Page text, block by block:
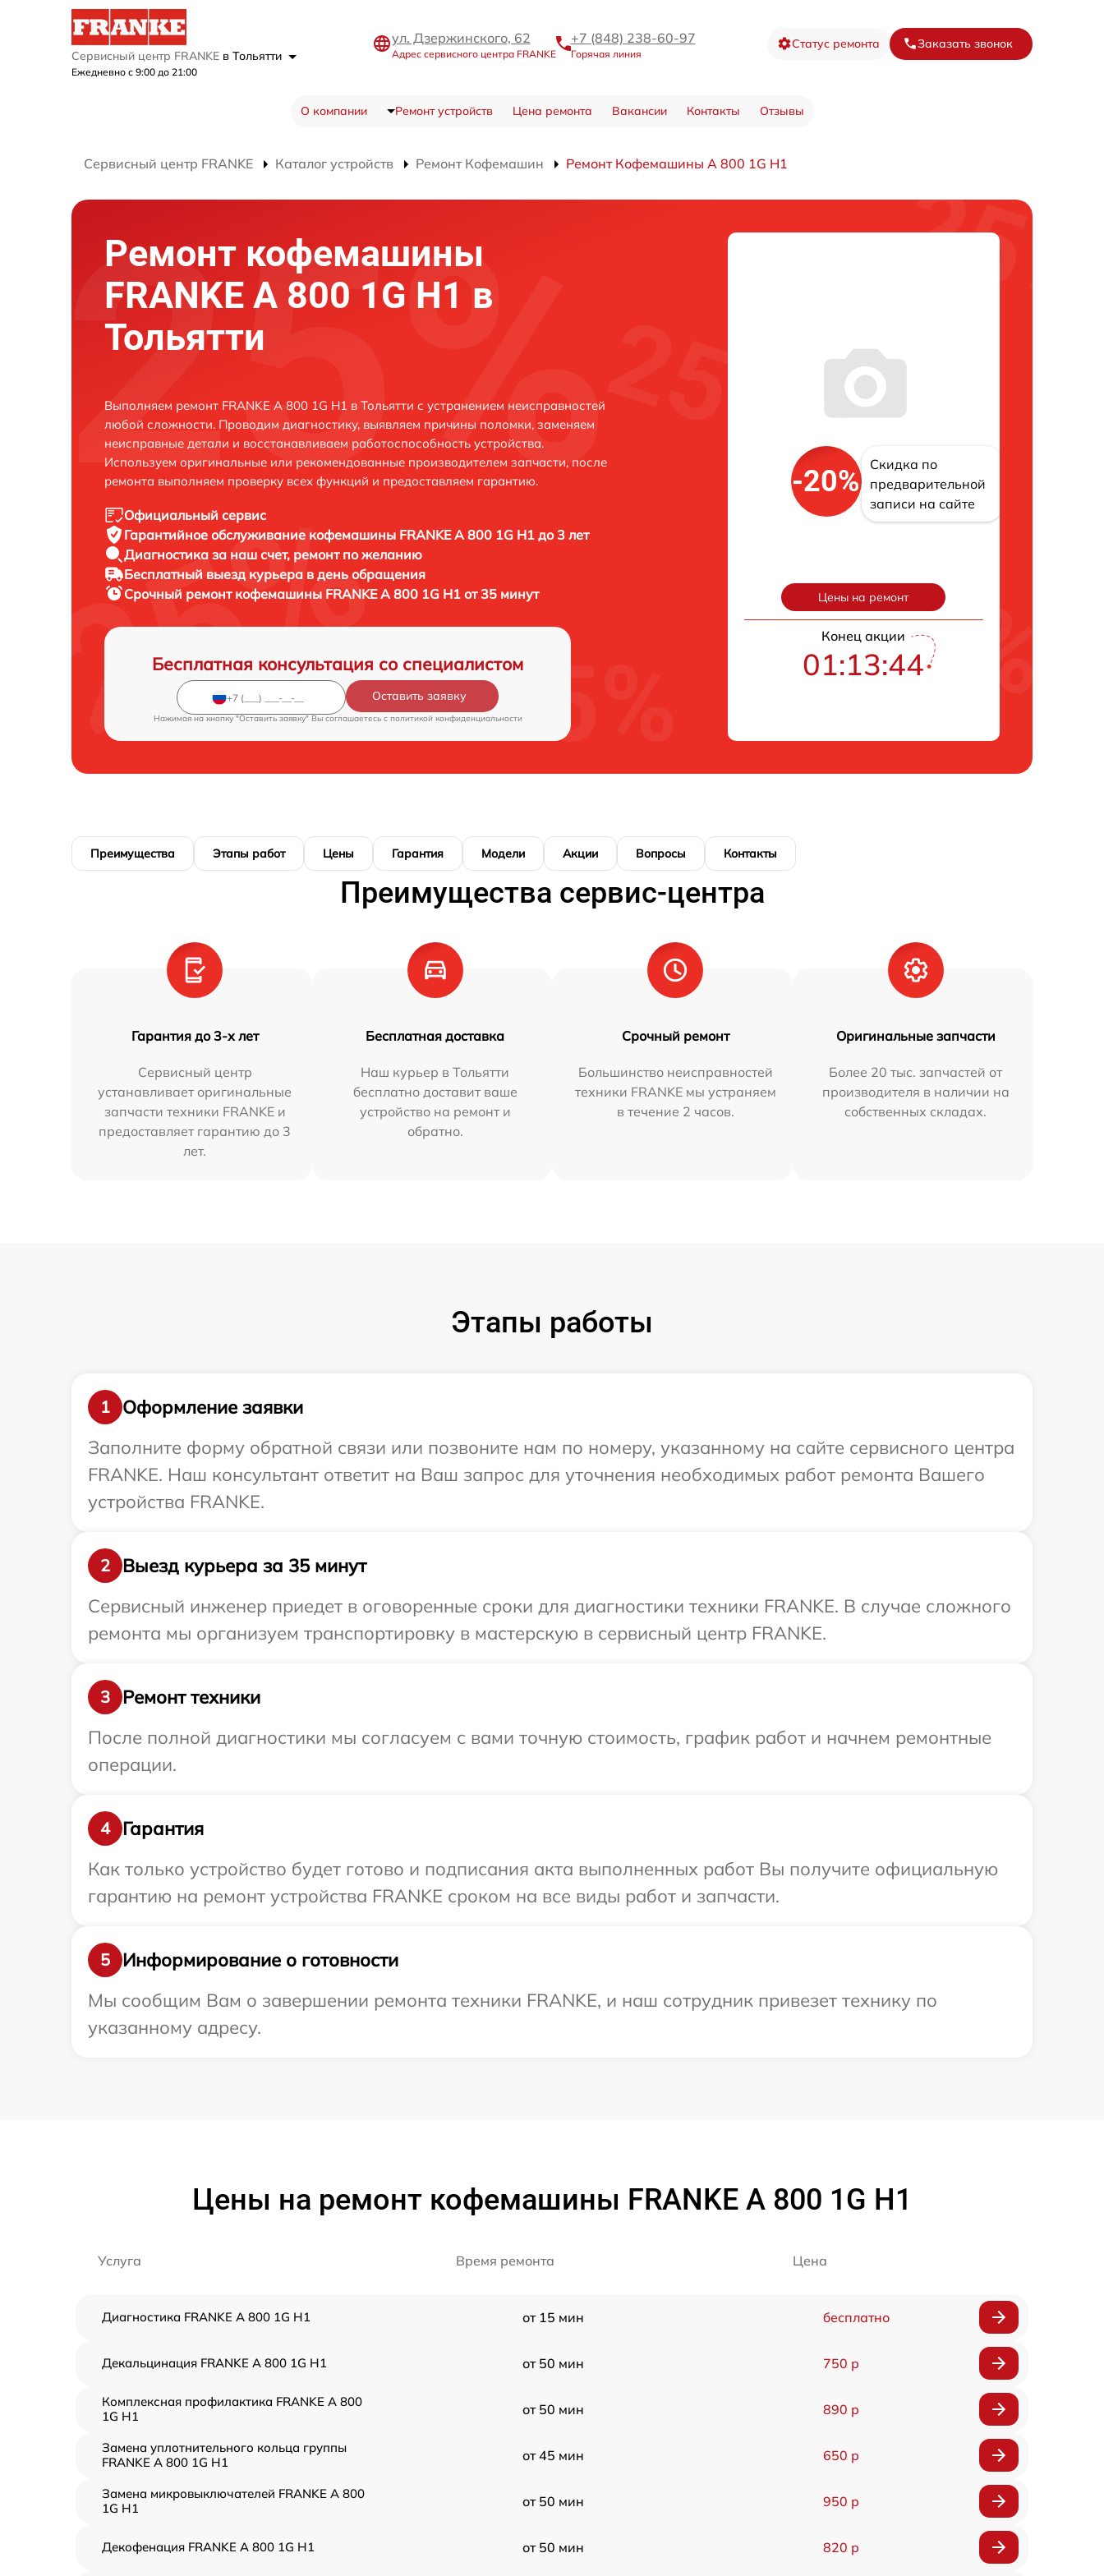
Сервисный центр FRANKE в Тольятти
Ежедневно с 9:00 до 21:00
ул. Дзержинского, 62
Адрес сервисного центра FRANKE
+7 (848) 238-60-97
Горячая линия
Статус ремонта Заказать звонок
О компании Ремонт устройств Цена ремонта Вакансии Контакты Отзывы
Сервисный центр FRANKE Каталог устройств Ремонт Кофемашин Ремонт Кофемашины A 800 1G H1
Ремонт кофемашины
FRANKE A 800 1G H1 в
Тольятти
Выполняем ремонт FRANKE A 800 1G H1 в Тольятти с устранением неисправностей
любой сложности. Проводим диагностику, выявляем причины поломки, заменяем
неисправные детали и восстанавливаем работоспособность устройства.
Используем оригинальные или рекомендованные производителем запчасти, после
ремонта выполняем проверку всех функций и предоставляем гарантию.
Официальный сервис
Гарантийное обслуживание кофемашины FRANKE A 800 1G H1 до 3 лет
Диагностика за наш счет, ремонт по желанию
Бесплатный выезд курьера в день обращения
Срочный ремонт кофемашины FRANKE A 800 1G H1 от 35 минут
Бесплатная консультация со специалистом
Оставить заявку
Нажимая на кнопку "Оставить заявку" Вы соглашаетесь c политикой конфиденциальности
-20%
Скидка по
предварительной
записи на сайте
Цены на ремонт
Конец акции
01:13:43
Преимущества Этапы работ Цены Гарантия Модели Акции Вопросы Контакты
Преимущества сервис-центра
Гарантия до 3-х лет
Сервисный центр
устанавливает оригинальные
запчасти техники FRANKE и
предоставляет гарантию до 3
лет.
Бесплатная доставка
Наш курьер в Тольятти
бесплатно доставит ваше
устройство на ремонт и
обратно.
Срочный ремонт
Большинство неисправностей
техники FRANKE мы устраняем
в течение 2 часов.
Оригинальные запчасти
Более 20 тыс. запчастей от
производителя в наличии на
собственных складах.
Этапы работы
1
Оформление заявки
Заполните форму обратной связи или позвоните нам по номеру, указанному на сайте сервисного центра
FRANKE. Наш консультант ответит на Ваш запрос для уточнения необходимых работ ремонта Вашего
устройства FRANKE.
2
Выезд курьера за 35 минут
Сервисный инженер приедет в оговоренные сроки для диагностики техники FRANKE. В случае сложного
ремонта мы организуем транспортировку в мастерскую в сервисный центр FRANKE.
3
Ремонт техники
После полной диагностики мы согласуем с вами точную стоимость, график работ и начнем ремонтные
операции.
4
Гарантия
Как только устройство будет готово и подписания акта выполненных работ Вы получите официальную
гарантию на ремонт устройства FRANKE сроком на все виды работ и запчасти.
5
Информирование о готовности
Мы сообщим Вам о завершении ремонта техники FRANKE, и наш сотрудник привезет технику по
указанному адресу.
Цены на ремонт кофемашины FRANKE A 800 1G H1
Услуга Время ремонта Цена
Диагностика FRANKE A 800 1G H1 от 15 мин бесплатно
Декальцинация FRANKE A 800 1G H1 от 50 мин 750 р
Комплексная профилактика FRANKE A 800
1G H1
от 50 мин 890 р
Замена уплотнительного кольца группы
FRANKE A 800 1G H1
от 45 мин 650 р
Замена микровыключателей FRANKE A 800
1G H1
от 50 мин 950 р
Декофенация FRANKE A 800 1G H1 от 50 мин 820 р